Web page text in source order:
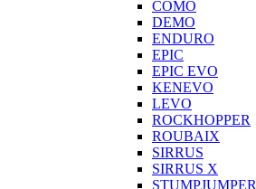
COMO
DEMO
ENDURO
EPIC
EPIC EVO
KENEVO
LEVO
ROCKHOPPER
ROUBAIX
SIRRUS
SIRRUS X
STUMPJUMPER